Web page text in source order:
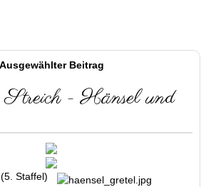
Ausgewählter Beitrag
Streich - Hänsel und
(5. Staffel)